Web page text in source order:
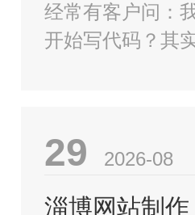
经常有客户问：
开始写代码？其
29 2026-08
淄博网站制